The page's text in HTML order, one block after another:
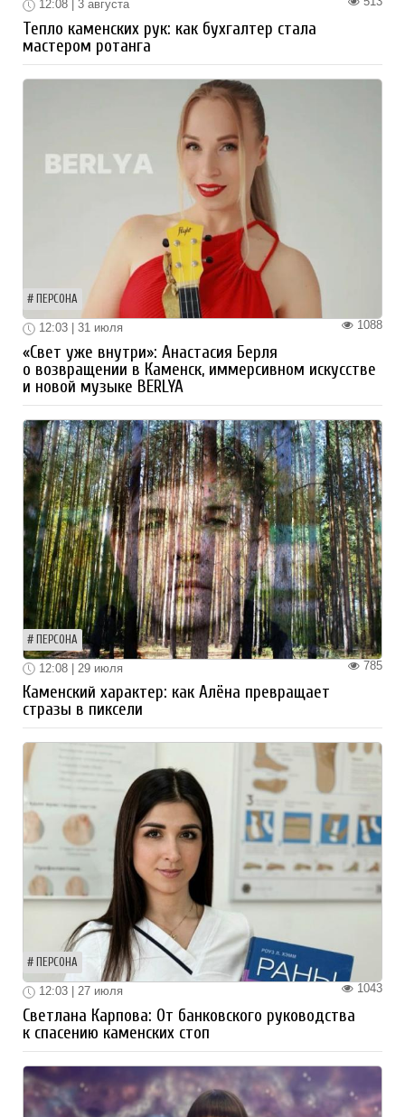
12:08 | 3 августа
Тепло каменских рук: как бухгалтер стала
мастером ротанга
ПЕРСОНА
1088
12:03 | 31 июля
«Свет уже внутри»: Анастасия Берля
о возвращении в Каменск, иммерсивном искусстве
и новой музыке BERLYA
ПЕРСОНА
785
12:08 | 29 июля
Каменский характер: как Алёна превращает
стразы в пиксели
ПЕРСОНА
1043
12:03 | 27 июля
Светлана Карпова: От банковского руководства
к спасению каменских стоп